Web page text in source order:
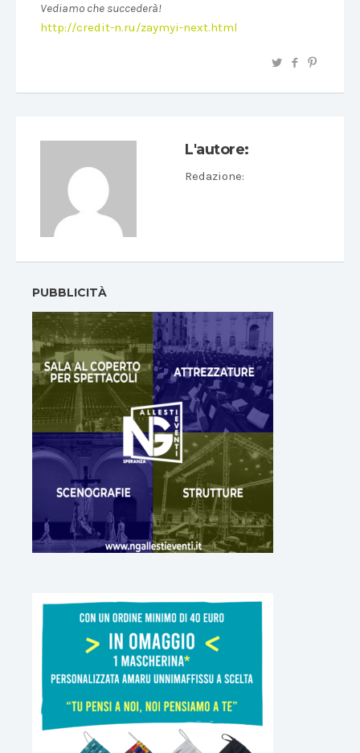
Vediamo che succederà!
http://credit-n.ru/zaymyi-next.html
L'autore:
Redazione:
PUBBLICITÀ